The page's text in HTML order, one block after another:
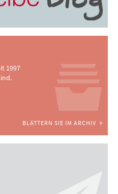
1997
BLÄTTERN SIE IM ARCHIV